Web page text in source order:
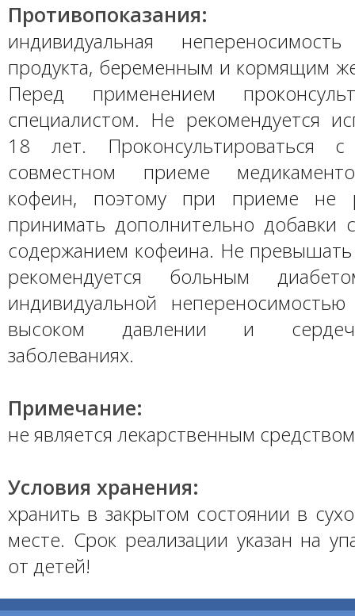
Противопоказания:
индивидуальная
продукта, беременным и кормящим
Перед применением
специалистом. Не рекомендуется
18 лет. Проконсультироваться
совместном приеме
кофеин, поэтому при приеме не
принимать дополнительно
содержанием кофеина. Не
рекомендуется больным
индивидуальной
высоком давлении и
заболеваниях.
Примечание:
не является лекарственным
Условия хранения:
хранить в закрытом состоянии в
месте. Срок реализации указан на
от детей!